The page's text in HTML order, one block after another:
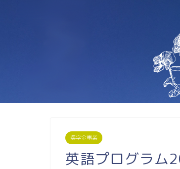
奨学金事業
英語プログラ